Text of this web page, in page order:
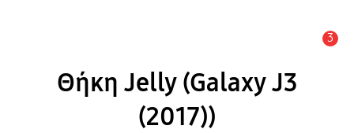
3
Θήκη Jelly (Galaxy J3
(2017))